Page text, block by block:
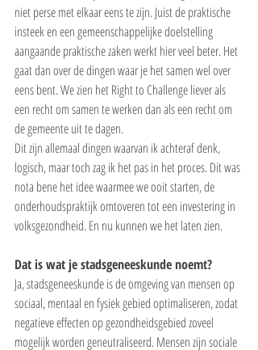
niet perse met elkaar eens te zijn. Juist de praktische
insteek en een gemeenschappelijke doelstelling
aangaande praktische zaken werkt hier veel beter. Het
gaat dan over de dingen waar je het samen wel over
eens bent. We zien het Right to Challenge liever als
een recht om samen te werken dan als een recht om
de gemeente uit te dagen.
Dit zijn allemaal dingen waarvan ik achteraf denk,
logisch, maar toch zag ik het pas in het proces. Dit was
nota bene het idee waarmee we ooit starten, de
onderhoudspraktijk omtoveren tot een investering in
volksgezondheid. En nu kunnen we het laten zien.
Dat is wat je stadsgeneeskunde noemt?
Ja, stadsgeneeskunde is de omgeving van mensen op
sociaal, mentaal en fysiek gebied optimaliseren, zodat
negatieve effecten op gezondheidsgebied zoveel
mogelijk worden geneutraliseerd. Mensen zijn sociale